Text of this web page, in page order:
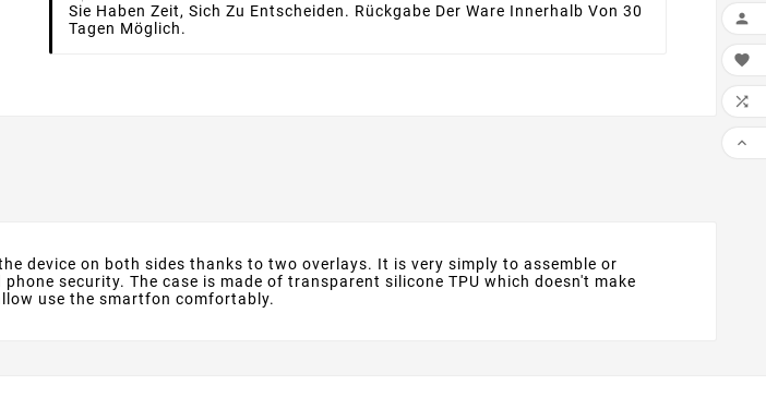
Sie Haben Zeit, Sich Zu Entscheiden. Rückgabe Der Ware Innerhalb Von 30
Tagen Möglich.
device on both sides thanks to two overlays. It is very simply to assemble or
security. The case is made of transparent silicone TPU which doesn't make
use the smartfon comfortably.



